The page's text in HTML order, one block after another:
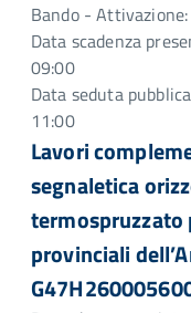
Bando -
Data scadenza
09:00
Data seduta
11:00
Lavori
segnaletica
termospruzzato
provinciali